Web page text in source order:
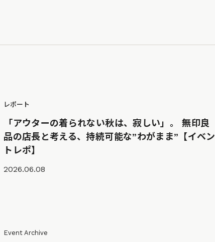
レポート
「アウターの着られない秋は、寂しい」。 無印良
品の店長と考える、持続可能な”わがまま”【イベン
トレポ】
2026.06.08
Event Archive